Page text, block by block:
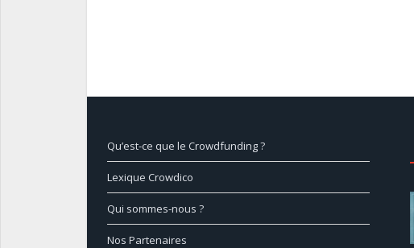
Qu’est-ce que le Crowdfunding ?
Lexique Crowdico
Qui sommes-nous ?
Nos Partenaires